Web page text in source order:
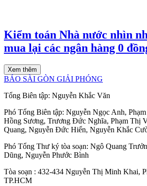
Kiểm toán Nhà nước nhìn
mua lại các ngân hàng 0
Xem thêm
BÁO SÀI GÒN GIẢI PHÓNG
Tổng Biên tập: Nguyễn Khắc Văn
Phó Tổng Biên tập: Nguyễn Ngọc Anh,
Hồng Sương, Trương Đức Nghĩa, Phạm Thị
Quang, Nguyễn Đức Hiển, Nguyễn Khắc
Phó Tổng Thư ký tòa soạn: Ngô Quang
Dũng, Nguyễn Phước Bình
Tòa soạn : 432-434 Nguyễn Thị Minh Khai,
TP.HCM